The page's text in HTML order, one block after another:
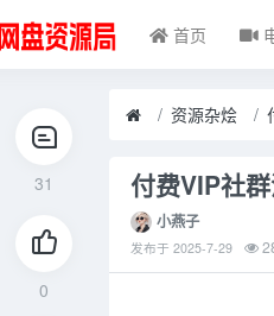
首页
31
0
资源杂烩
付费VIP社
小燕子
发布于 2025-7-29